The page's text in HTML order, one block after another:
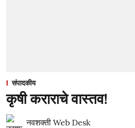
संपादकीय
कृषी कराराचे वास्तव!
नवशक्ती Web Desk